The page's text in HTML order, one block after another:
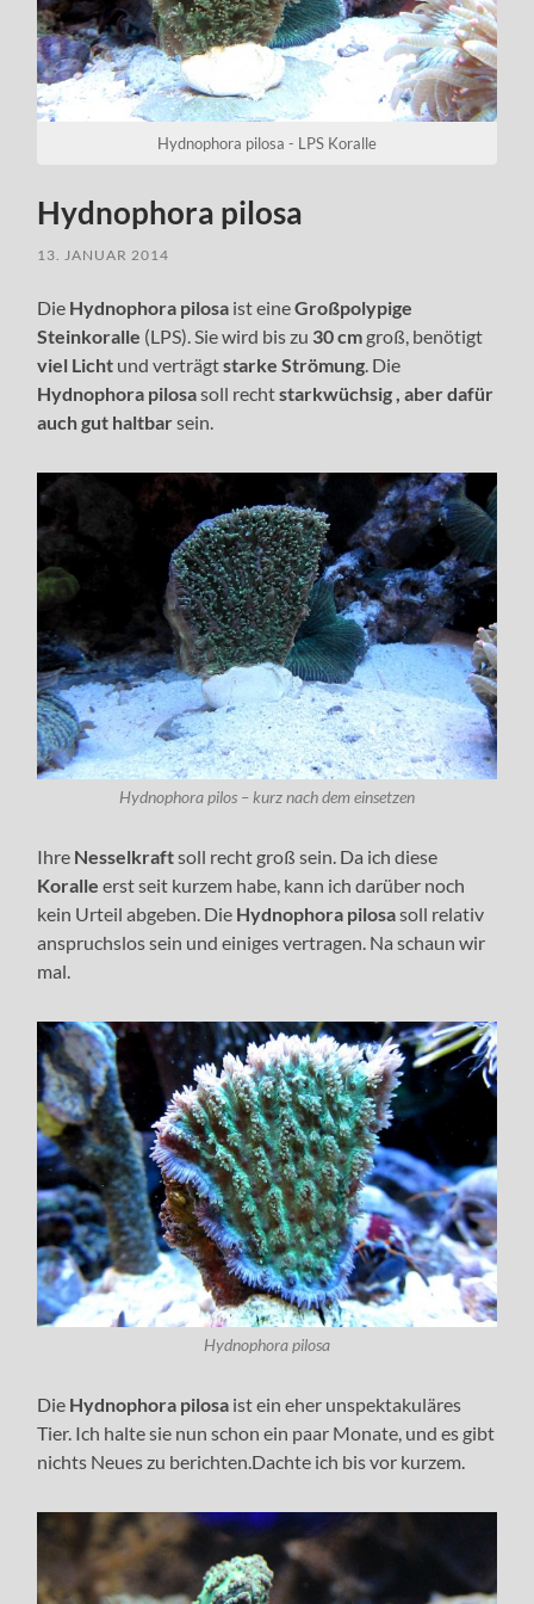
Hydnophora pilosa - LPS Koralle
Hydnophora pilosa
13. JANUAR 2014
Die Hydnophora pilosa ist eineGroßpolypige
Steinkoralle (LPS). Sie wird bis zu 30 cm groß, benötigt
viel Licht und verträgtstarke Strömung. Die
Hydnophora pilosasoll rechtstarkwüchsig , aber dafür
auch gut haltbarsein.
Hydnophora pilos – kurz nach dem einsetzen
Ihre Nesselkraftsoll recht groß sein. Da ich diese
Koralle erst seit kurzem habe, kann ich darüber noch
kein Urteil abgeben. Die Hydnophora pilosasoll relativ
anspruchslos sein und einiges vertragen. Na schaun wir
mal.
Hydnophora pilosa
Die Hydnophora pilosa ist ein eher unspektakuläres
Tier. Ich halte sie nun schon ein paar Monate, und es gibt
nichts Neues zu berichten.Dachte ich bis vor kurzem.